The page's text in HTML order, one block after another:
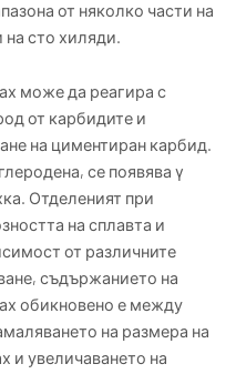
от няколко части на
на сто хиляди.
може да реагира с
от карбидите и
на циментиран карбид.
се появява γ
Отделеният при
на сплавта и
от различните
съдържанието на
обикновено е между
на размера на
и увеличаването на